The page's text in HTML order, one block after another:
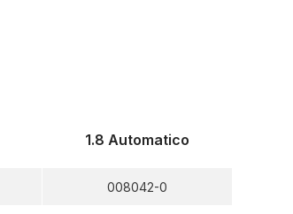
1.8 Automatico
008042-0